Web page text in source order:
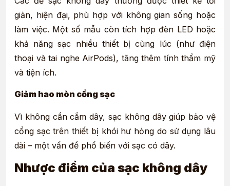
giản, hiện đại, phù hợp với không gian sống hoặc
làm việc. Một số mẫu còn tích hợp đèn LED hoặc
khả năng sạc nhiều thiết bị cùng lúc (như điện
thoại và tai nghe AirPods), tăng thêm tính thẩm mỹ
và tiện ích.
Giảm hao mòn cổng sạc
Vì không cần cắm dây, sạc không dây giúp bảo vệ
cổng sạc trên thiết bị khói hư hỏng do sử dụng lâu
dài – một vấn đề phổ biến với sạc có dây.
Nhược điểm của sạc không dây